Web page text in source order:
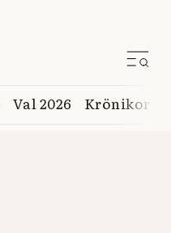
Val 2026 Krönikor